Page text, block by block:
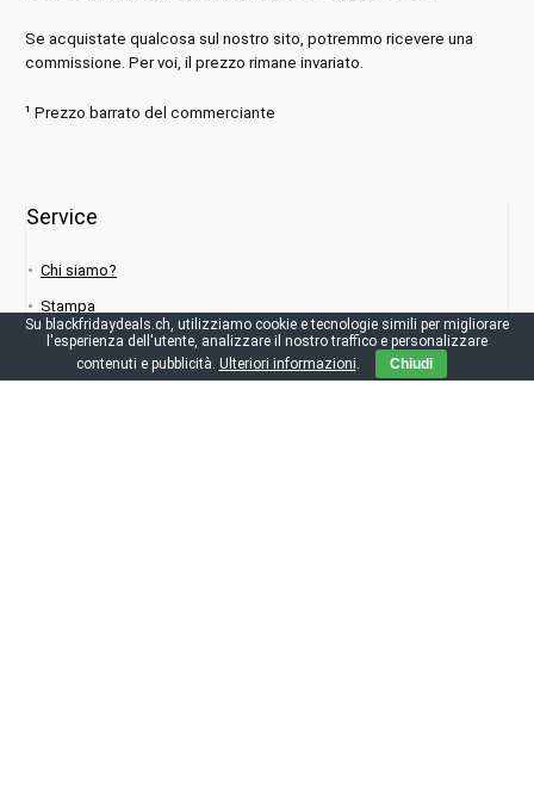
Se acquistate qualcosa sul nostro sito, potremmo ricevere una
commissione. Per voi, il prezzo rimane invariato.
¹ Prezzo barrato del commerciante
Service
Chi siamo?
Stampa
Contattaci
FAQ su blackfridaydeals.ch
Su blackfridaydeals.ch, utilizziamo cookie e tecnologie simili per migliorare
l'esperienza dell'utente, analizzare il nostro traffico e personalizzare
contenuti e pubblicità. Ulteriori informazioni. Chiudi